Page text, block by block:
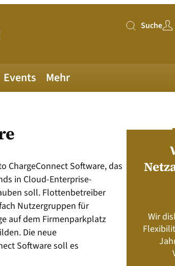
Suche
Events Mehr
ChargeConnect Software, das
in Cloud-Enterprise-
soll. Flottenbetreiber
Nutzer­gruppen für
auf dem Firmenparkplatz
Die neue
Software soll es
DEUTSCHLAND
Deutschland Ausgabe
verfügbar!
Produkte,
und Speicher-
Wir